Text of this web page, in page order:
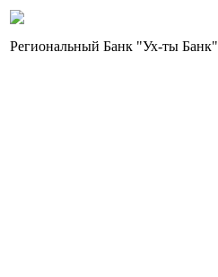
Региональный Банк "Ух-ты Банк"